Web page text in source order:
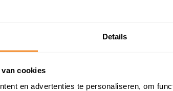
Details
cookies
en advertenties te personaliseren, om
de buurt
Woonoppervlak Perceel